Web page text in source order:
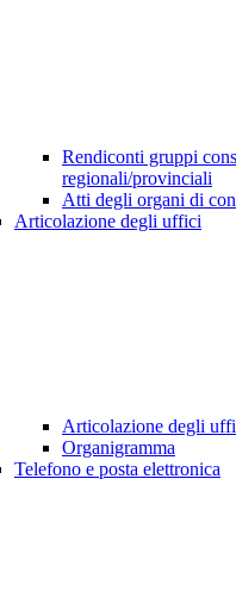
Rendiconti gruppi
regionali/provinciali
Atti degli organi di
Articolazione degli uffici
Articolazione degli
Organigramma
Telefono e posta elettronica